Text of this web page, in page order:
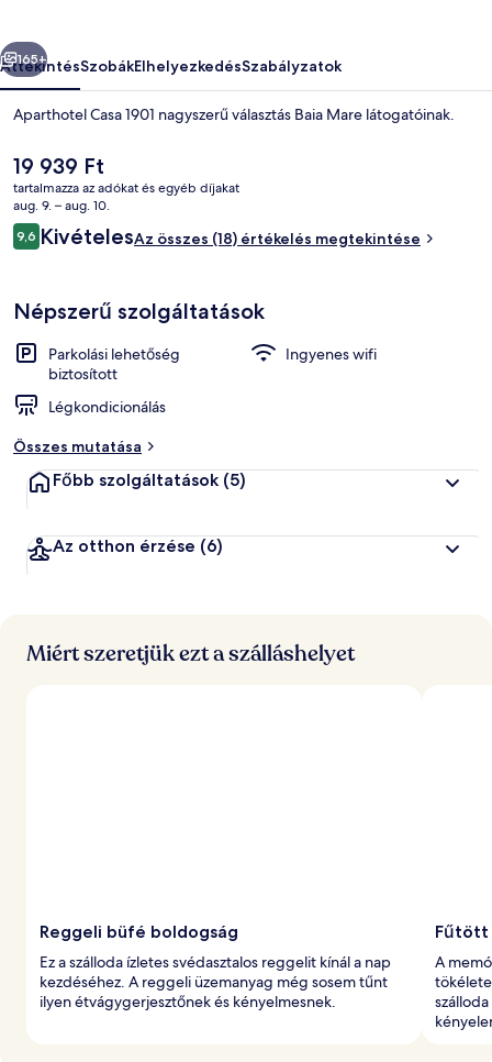
Következő
165+
ÁttekintésSzobákElhelyezkedésSzabályzatok
Aparthotel Casa 1901 nagyszerű választás Baia Mare látogatóinak.
A
jelenlegi
ár
19 939 Ft
19 939 Ft
tartalmazza az adókat és egyéb díjakat
aug. 9. – aug. 10.
Értékelések
9,69,6 ennyiből: 10
KivételesAz összes (18) értékelés megtekintése
Népszerű szolgáltatások
Parkolási lehetőség
biztosított
Ingyenes wifi
Légkondicionálás
Összes mutatása
Főbb szolgáltatások (5)
Az otthon érzése (6)
Miért szeretjük ezt a szálláshelyet
Reggeli büfé boldogság
Ez a szálloda ízletes svédasztalos reggelit kínál a nap
kezdéséhez. A reggeli üzemanyag még sosem tűnt
ilyen étvágygerjesztőnek és kényelmesnek.
Fűtött
A